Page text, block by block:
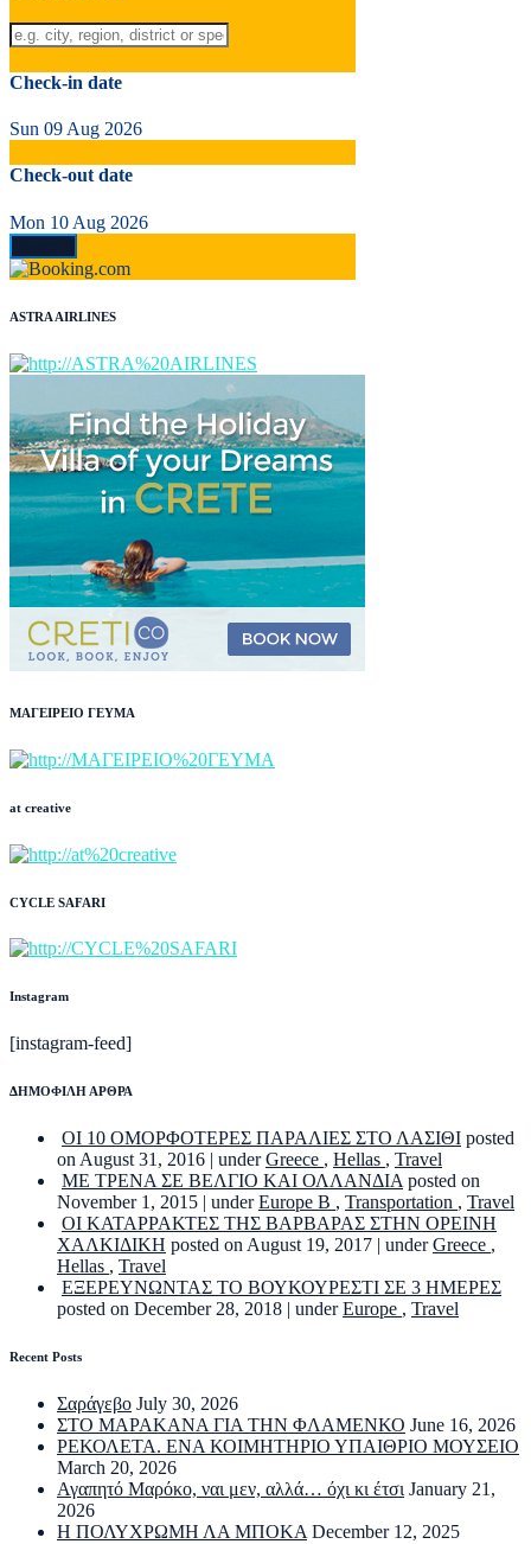
Check-in date
Sun 09 Aug 2026
Check-out date
Mon 10 Aug 2026
ASTRA AIRLINES
ΜΑΓΕΙΡΕΙΟ ΓΕΥΜΑ
at creative
CYCLE SAFARI
Instagram
[instagram-feed]
ΔΗΜΟΦΙΛΗ ΑΡΘΡΑ
ΟΙ 10 ΟΜΟΡΦΟΤΕΡΕΣ ΠΑΡΑΛΙΕΣ ΣΤΟ ΛΑΣΙΘΙ posted
on August 31, 2016 | underGreece , Hellas , Travel
ΜΕ ΤΡΕΝΑ ΣΕ ΒΕΛΓΙΟ ΚΑΙ ΟΛΛΑΝΔΙΑ posted on
November 1, 2015 | underEurope B , Transportation , Travel
ΟΙ ΚΑΤΑΡΡΑΚΤΕΣ ΤΗΣ ΒΑΡΒΑΡΑΣ ΣΤΗΝ ΟΡΕΙΝΗ
ΧΑΛΚΙΔΙΚΗ posted on August 19, 2017 | underGreece ,
Hellas , Travel
ΕΞΕΡΕΥΝΩΝΤΑΣ ΤΟ ΒΟΥΚΟΥΡΕΣΤΙ ΣΕ 3 ΗΜΕΡΕΣ
posted on December 28, 2018 | underEurope , Travel
Recent Posts
Σαράγεβο July 30, 2026
ΣΤΟ ΜΑΡΑΚΑΝΑ ΓΙΑ ΤΗΝ ΦΛΑΜΕΝΚΟ June 16, 2026
ΡΕΚΟΛΕΤΑ. ΕΝΑ ΚΟΙΜΗΤΗΡΙΟ ΥΠΑΙΘΡΙΟ ΜΟΥΣΕΙΟ
March 20, 2026
Αγαπητό Μαρόκο, ναι μεν, αλλά… όχι κι έτσι January 21,
2026
Η ΠΟΛΥΧΡΩΜΗ ΛΑ ΜΠΟΚΑ December 12, 2025